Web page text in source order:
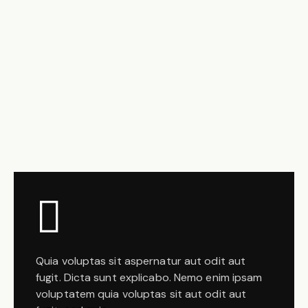
Quia voluptas sit aspernatur aut odit aut
fugit. Dicta sunt explicabo. Nemo enim ipsam
voluptatem quia voluptas sit aut odit aut